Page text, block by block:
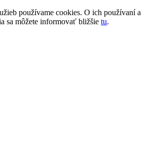
používame cookies. O ich používaní a
sa môžete informovať bližšie tu.